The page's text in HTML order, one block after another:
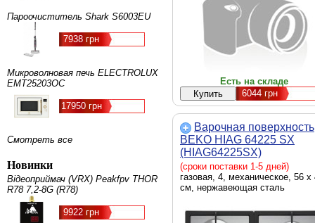
Пароочиститель Shark S6003EU
7938 грн
Микроволновая печь ELECTROLUX
EMT25203OC
17950 грн
Смотреть все
Новинки
Відеоприймач (VRX) Peakfpv THOR
R78 7,2-8G (R78)
9922 грн
Есть на складе
6044 грн
Варочная поверхность
BEKO HIAG 64225 SX
(HIAG64225SX)
(сроки поставки 1-5 дней)
газовая, 4, механическое, 56 x
см, нержавеющая сталь